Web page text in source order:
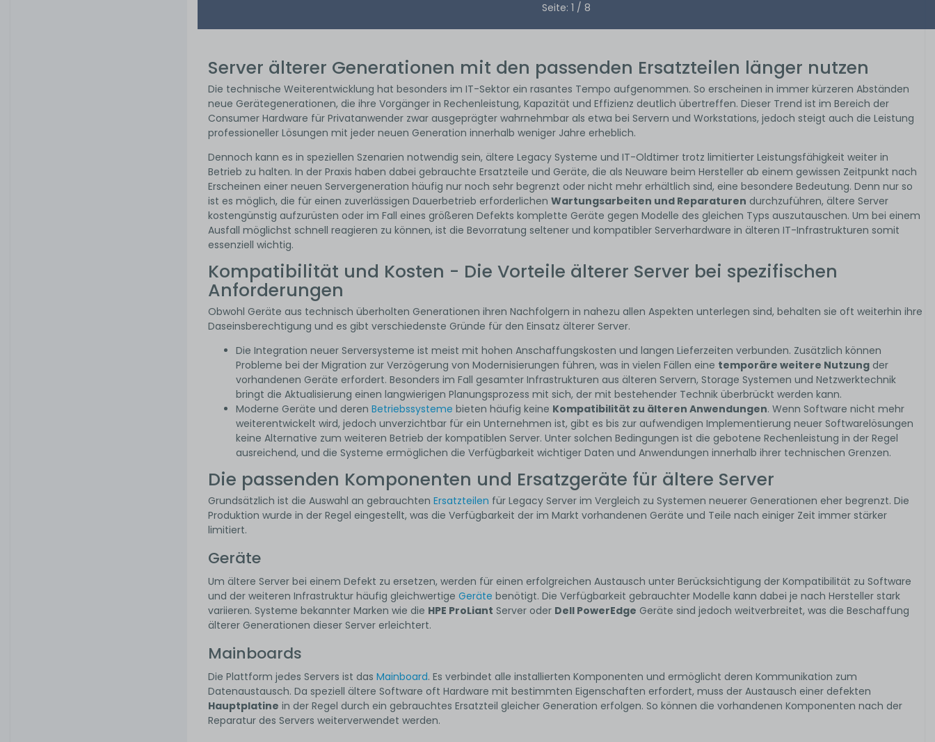
Seite: 1 / 8
Server älterer Generationen mit den passenden Ersatzteilen länger nutzen
Die technische Weiterentwicklung hat besonders im IT-Sektor ein rasantes Tempo aufgenommen. So erscheinen in immer kürzeren Abständen
neue Gerätegenerationen, die ihre Vorgänger in Rechenleistung, Kapazität und Effizienz deutlich übertreffen. Dieser Trend ist im Bereich der
Consumer Hardware für Privatanwender zwar ausgeprägter wahrnehmbar als etwa bei Servern und Workstations, jedoch steigt auch die Leistung
professioneller Lösungen mit jeder neuen Generation innerhalb weniger Jahre erheblich.
Dennoch kann es in speziellen Szenarien notwendig sein, ältere Legacy Systeme und IT-Oldtimer trotz limitierter Leistungsfähigkeit weiter in
Betrieb zu halten. In der Praxis haben dabei gebrauchte Ersatzteile und Geräte, die als Neuware beim Hersteller ab einem gewissen Zeitpunkt nach
Erscheinen einer neuen Servergeneration häufig nur noch sehr begrenzt oder nicht mehr erhältlich sind, eine besondere Bedeutung. Denn nur so
ist es möglich, die für einen zuverlässigen Dauerbetrieb erforderlichen Wartungsarbeiten und Reparaturen durchzuführen, ältere Server
kostengünstig aufzurüsten oder im Fall eines größeren Defekts komplette Geräte gegen Modelle des gleichen Typs auszutauschen. Um bei einem
Ausfall möglichst schnell reagieren zu können, ist die Bevorratung seltener und kompatibler Serverhardware in älteren IT-Infrastrukturen somit
essenziell wichtig.
Kompatibilität und Kosten - Die Vorteile älterer Server bei spezifischen
Anforderungen
Obwohl Geräte aus technisch überholten Generationen ihren Nachfolgern in nahezu allen Aspekten unterlegen sind, behalten sie oft weiterhin ihre
Daseinsberechtigung und es gibt verschiedenste Gründe für den Einsatz älterer Server.
Die Integration neuer Serversysteme ist meist mit hohen Anschaffungskosten und langen Lieferzeiten verbunden. Zusätzlich können
Probleme bei der Migration zur Verzögerung von Modernisierungen führen, was in vielen Fällen eine temporäre weitere Nutzungder
vorhandenen Geräte erfordert. Besonders im Fall gesamter Infrastrukturen aus älteren Servern, Storage Systemen und Netzwerktechnik
bringt die Aktualisierung einen langwierigen Planungsprozess mit sich, der mit bestehender Technik überbrückt werden kann.
Moderne Geräte und deren Betriebssysteme bieten häufig keine Kompatibilität zu älteren Anwendungen. Wenn Software nicht mehr
weiterentwickelt wird, jedoch unverzichtbar für ein Unternehmen ist, gibt es bis zur aufwendigen Implementierung neuer Softwarelösungen
keine Alternative zum weiteren Betrieb der kompatiblen Server. Unter solchen Bedingungen ist die gebotene Rechenleistung in der Regel
ausreichend, und die Systeme ermöglichen die Verfügbarkeit wichtiger Daten und Anwendungen innerhalb ihrer technischen Grenzen.
Die passenden Komponenten und Ersatzgeräte für ältere Server
Grundsätzlich ist die Auswahl an gebrauchten Ersatzteilen für Legacy Server im Vergleich zu Systemen neuerer Generationen eher begrenzt. Die
Produktion wurde in der Regel eingestellt, was die Verfügbarkeit der im Markt vorhandenen Geräte und Teile nach einiger Zeit immer stärker
limitiert.
Geräte
Um ältere Server bei einem Defekt zu ersetzen, werden für einen erfolgreichen Austausch unter Berücksichtigung der Kompatibilität zu Software
und der weiteren Infrastruktur häufig gleichwertige Geräte benötigt. Die Verfügbarkeit gebrauchter Modelle kann dabei je nach Hersteller stark
variieren. Systeme bekannter Marken wie die HPE ProLiant Server oder Dell PowerEdge Geräte sind jedoch weitverbreitet, was die Beschaffung
älterer Generationen dieser Server erleichtert.
Mainboards
Die Plattform jedes Servers ist das Mainboard. Es verbindet alle installierten Komponenten und ermöglicht deren Kommunikation zum
Datenaustausch. Da speziell ältere Software oft Hardware mit bestimmten Eigenschaften erfordert, muss der Austausch einer defekten
Hauptplatine in der Regel durch ein gebrauchtes Ersatzteil gleicher Generation erfolgen. So können die vorhandenen Komponenten nach der
Reparatur des Servers weiterverwendet werden.